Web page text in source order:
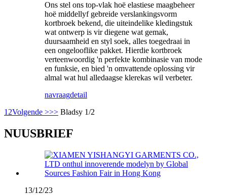
Ons stel ons top-vlak hoë elastiese maagbeheer
hoë middellyf gebreide verslankingsvorm
kortbroek bekend, die uiteindelike kledingstuk
wat ontwerp is vir diegene wat gemak,
duursaamheid en styl soek, alles toegedraai in
een ongelooflike pakket. Hierdie kortbroek
verteenwoordig 'n perfekte kombinasie van mode
en funksie, en bied 'n omvattende oplossing vir
almal wat hul alledaagse klerekas wil verbeter.
navraagdetail
1 2Volgende >>> Bladsy 1/2
NUUSBRIEF
13/12/23